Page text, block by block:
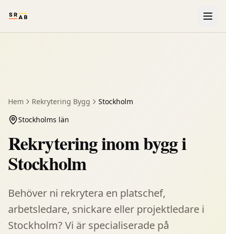
Hem Rekrytering Bygg
Stockholm
Stockholms län
Rekrytering inom bygg i
Stockholm
Behöver ni rekrytera en platschef,
arbetsledare, snickare eller projektledare i
Stockholm? Vi är specialiserade på